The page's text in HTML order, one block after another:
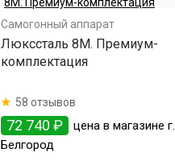
Самогонный аппарат
Люкссталь 8M. Премиум-
комплектация
58 отзывов
72 740 ₽
цена в магазине г.
Белгород